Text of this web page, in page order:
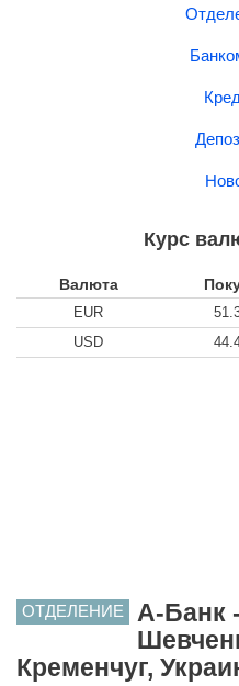
Курс
Валюта
EUR
USD
ОТДЕЛЕНИЕ
А-Банк
Кременчуг,